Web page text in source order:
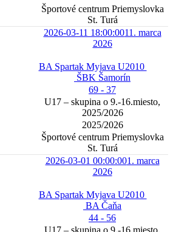
Športové centrum Priemyslovka
St. Turá
2026-03-11 18:00:0011. marca
2026
BA Spartak Myjava U2010
ŠBK Šamorín
69 - 37
U17 – skupina o 9.-16.miesto,
2025/2026
2025/2026
Športové centrum Priemyslovka
St. Turá
2026-03-01 00:00:001. marca
2026
BA Spartak Myjava U2010
BA Čaňa
44 - 56